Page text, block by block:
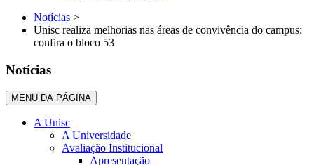
Notícias >
Unisc realiza melhorias nas áreas de convivência do campus:
confira o bloco 53
Notícias
MENU DA PÁGINA
A Unisc
A Universidade
Avaliação Institucional
Apresentação